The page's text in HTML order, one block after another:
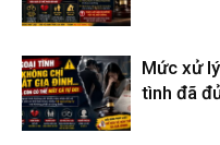
giss,
Mức xử
tình đã